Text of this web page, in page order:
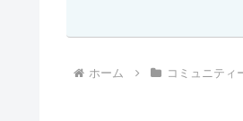
ホーム コミュニティ